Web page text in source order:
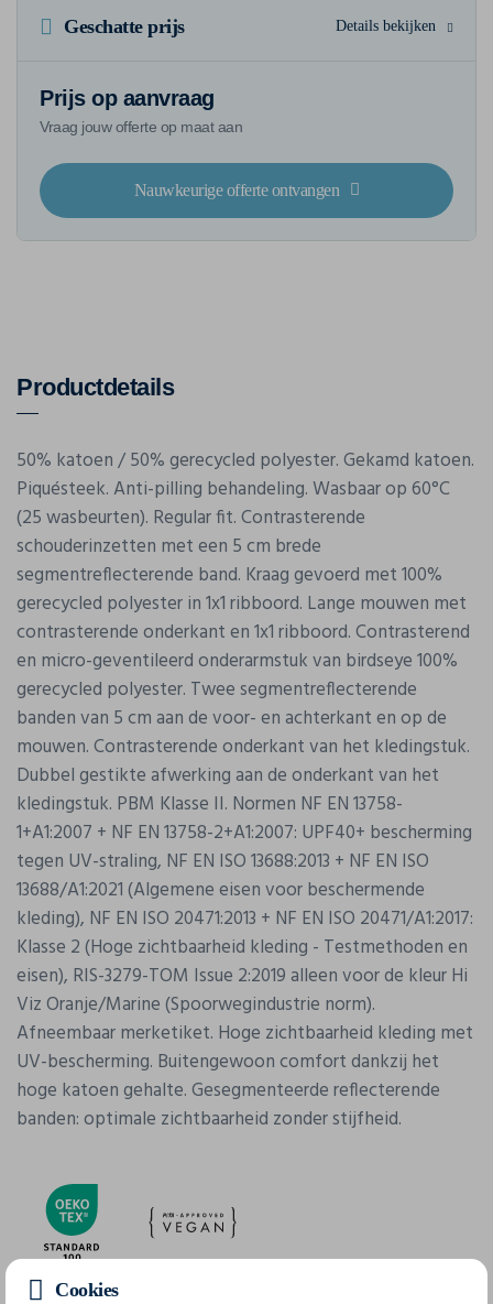
Geschatte prijs Details bekijken
Prijs op aanvraag
Vraag jouw offerte op maat aan
Nauwkeurige offerte ontvangen
Productdetails
50% katoen / 50% gerecycled polyester. Gekamd katoen.
Piquésteek. Anti-pilling behandeling. Wasbaar op 60°C
(25 wasbeurten). Regular fit. Contrasterende
schouderinzetten met een 5 cm brede
segmentreflecterende band. Kraag gevoerd met 100%
gerecycled polyester in 1x1 ribboord. Lange mouwen met
contrasterende onderkant en 1x1 ribboord. Contrasterend
en micro-geventileerd onderarmstuk van birdseye 100%
gerecycled polyester. Twee segmentreflecterende
banden van 5 cm aan de voor- en achterkant en op de
mouwen. Contrasterende onderkant van het kledingstuk.
Dubbel gestikte afwerking aan de onderkant van het
kledingstuk. PBM Klasse II. Normen NF EN 13758-
1+A1:2007 + NF EN 13758-2+A1:2007: UPF40+ bescherming
tegen UV-straling, NF EN ISO 13688:2013 + NF EN ISO
13688/A1:2021 (Algemene eisen voor beschermende
kleding), NF EN ISO 20471:2013 + NF EN ISO 20471/A1:2017:
Klasse 2 (Hoge zichtbaarheid kleding - Testmethoden en
eisen), RIS-3279-TOM Issue 2:2019 alleen voor de kleur Hi
Viz Oranje/Marine (Spoorwegindustrie norm).
Afneembaar merketiket. Hoge zichtbaarheid kleding met
UV-bescherming. Buitengewoon comfort dankzij het
hoge katoen gehalte. Gesegmenteerde reflecterende
banden: optimale zichtbaarheid zonder stijfheid.
Cookies